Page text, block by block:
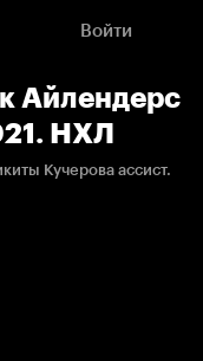
Войти
Айлендерс
НХЛ
Кучерова ассист.